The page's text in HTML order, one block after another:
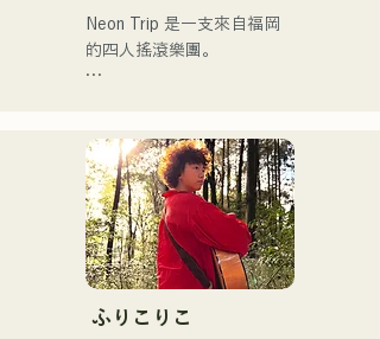
Neon Trip 是一支來自福岡
的四人搖滾樂團。
Trip」。
由主唱兼吉他手神谷雄馬傾
情演繹的懷舊歌曲，將流行
搖滾的精髓淋漓盡致地展現
出來。時而柔和、時而激昂
的旋律和歌詞，加上樂團成
ふりこりこ